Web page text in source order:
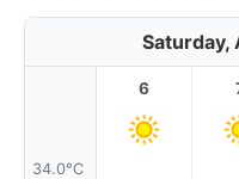
Saturday,
34.0°C
6